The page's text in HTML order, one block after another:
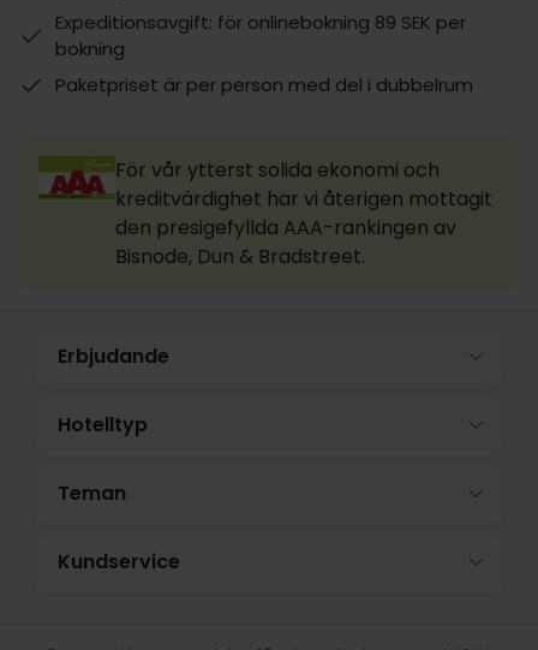
Expeditionsavgift: för onlinebokning 89 SEK per
bokning
Paketpriset är per person med del i dubbelrum
För vår ytterst solida ekonomi och
kreditvärdighet har vi återigen mottagit
den presigefyllda AAA-rankingen av
Bisnode, Dun & Bradstreet.
Erbjudande
Hotelltyp
Teman
Kundservice